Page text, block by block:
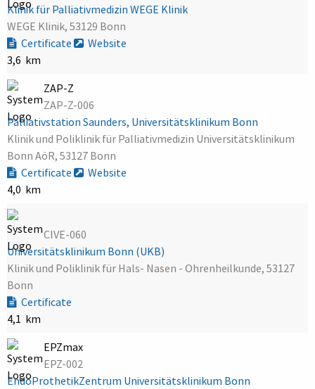
Klinik für Palliativmedizin WEGE Klinik
WEGE Klinik, 53129 Bonn
Certificate
Website
3,6 km
ZAP-Z
ZAP-Z-006
Palliativstation Saunders, Universitätsklinikum Bonn
Klinik und Poliklinik für Palliativmedizin Universitätsklinikum
Bonn AöR, 53127 Bonn
Certificate
Website
4,0 km
CIVE-060
Universitätsklinikum Bonn (UKB)
Klinik und Poliklinik für Hals- Nasen - Ohrenheilkunde, 53127
Bonn
Certificate
4,1 km
EPZmax
EPZ-002
EndoProthetikZentrum Universitätsklinikum Bonn